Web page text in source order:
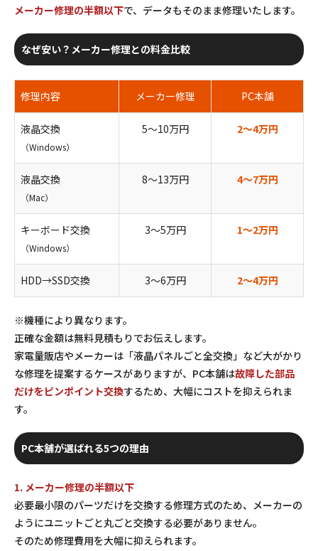
メーカー修理の半額以下で、データもそのまま修理いたします。
なぜ安い？メーカー修理との料金比較
修理内容 メーカー修理 PC本舗
液晶交換
（Windows）
5〜10万円 2〜4万円
液晶交換
（Mac）
8〜13万円 4〜7万円
キーボード交換
（Windows）
3〜5万円 1〜2万円
HDD→SSD交換 3〜6万円 2〜4万円
※機種により異なります。
正確な金額は無料見積もりでお伝えします。
家電量販店やメーカーは「液晶パネルごと全交換」など大がかり
な修理を提案するケースがありますが、PC本舗は故障した部品
だけをピンポイント交換するため、大幅にコストを抑えられま
す。
PC本舗が選ばれる5つの理由
1. メーカー修理の半額以下
必要最小限のパーツだけを交換する修理方式のため、メーカーの
ようにユニットごと丸ごと交換する必要がありません。
そのため修理費用を大幅に抑えられます。